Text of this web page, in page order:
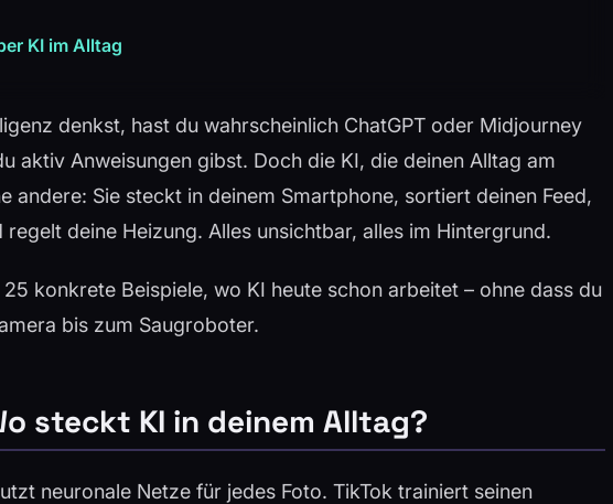
KI im Alltag
denkst, hast du wahrscheinlich ChatGPT oder Midjourney
aktiv Anweisungen gibst. Doch die KI, die deinen Alltag am
andere: Sie steckt in deinem Smartphone, sortiert deinen Feed,
deine Heizung. Alles unsichtbar, alles im Hintergrund.
konkrete Beispiele, wo KI heute schon arbeitet – ohne dass du
bis zum Saugroboter.
steckt KI in deinem Alltag?
neuronale Netze für jedes Foto. TikTok trainiert seinen